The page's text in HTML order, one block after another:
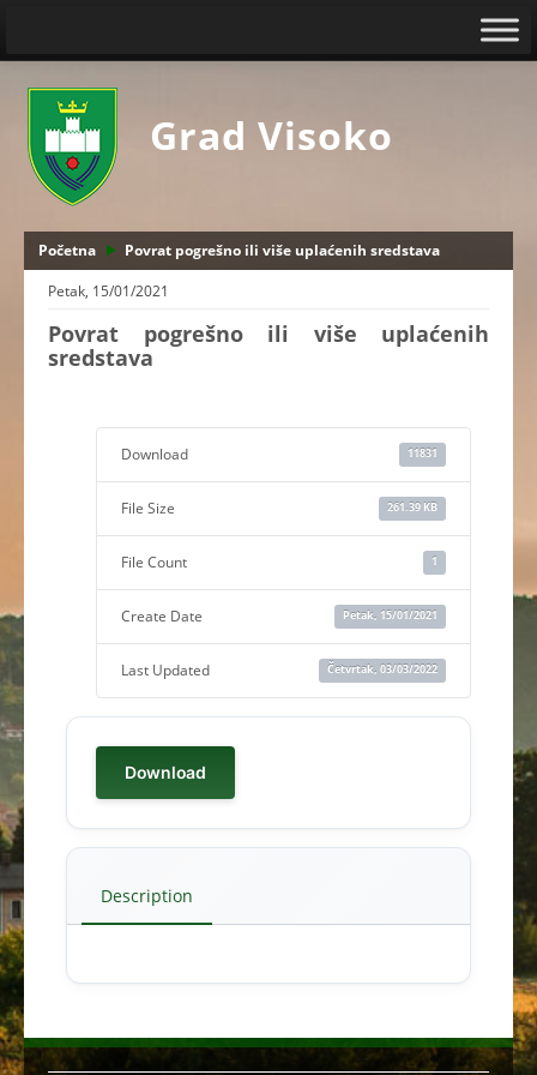
Grad Visoko
Početna
Povrat pogrešno ili više uplaćenih sredstava
Petak, 15/01/2021
Povrat pogrešno ili više uplaćenih
sredstava
Download 11831
File Size 261.39 KB
File Count 1
Create Date Petak, 15/01/2021
Last Updated Četvrtak, 03/03/2022
Download
Description